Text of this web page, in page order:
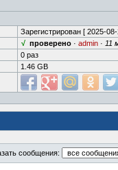
Зарегистрирован [ 2025-
√ проверено · admin · 11
0 раз
1.46 GB
сообщения: